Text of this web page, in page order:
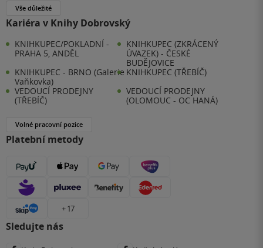
Vše důležité
Kariéra v Knihy Dobrovský
KNIHKUPEC/POKLADNÍ -
PRAHA 5, ANDĚL
KNIHKUPEC (ZKRÁCENÝ
ÚVAZEK) - ČESKÉ
BUDĚJOVICE
KNIHKUPEC - BRNO (Galerie
Vaňkovka)
KNIHKUPEC (TŘEBÍČ)
VEDOUCÍ PRODEJNY
(TŘEBÍČ)
VEDOUCÍ PRODEJNY
(OLOMOUC - OC HANÁ)
Volné pracovní pozice
Platební metody
+ 17
Sledujte nás